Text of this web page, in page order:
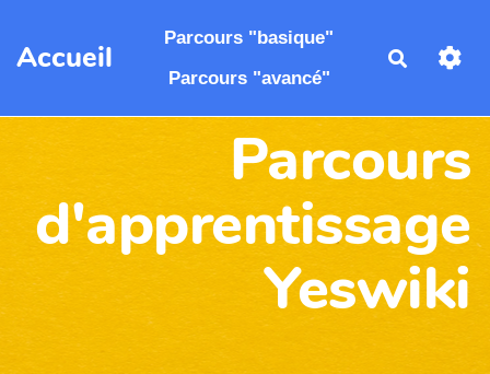
Aller au contenu principal
Accueil
Parcours "basique"
Parcours "avancé"
Parcours
d'apprentissage
Yeswiki